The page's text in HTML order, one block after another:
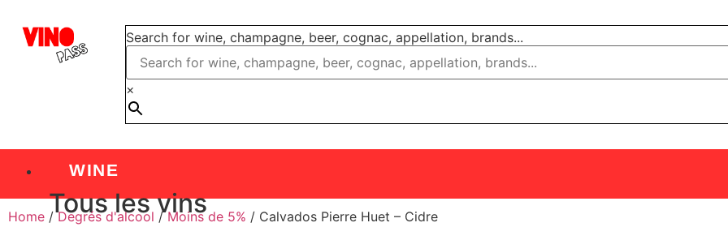
Search for wine, champagne, beer, cognac, appellation, brands...
×
WINE
Tous les vins
Home /Degrés d'alcool /Moins de 5% / Calvados Pierre Huet – Cidre